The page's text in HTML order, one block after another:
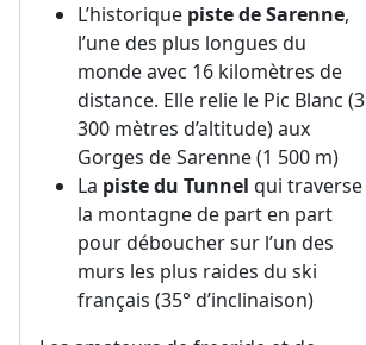
L’historique piste de Sarenne,
l’une des plus longues du
monde avec 16 kilomètres de
distance. Elle relie le Pic Blanc (3
300 mètres d’altitude) aux
Gorges de Sarenne (1 500 m)
La piste du Tunnel qui traverse
la montagne de part en part
pour déboucher sur l’un des
murs les plus raides du ski
français (35° d’inclinaison)